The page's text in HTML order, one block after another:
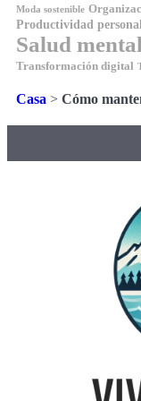
Moda sostenible
Productividad personal
Salud mental
Transformación digital
Casa > Cómo